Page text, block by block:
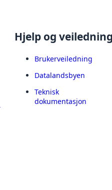
Hjelp og
Brukerveiledning
Datalandsbyen
Teknisk
dokumentasjon